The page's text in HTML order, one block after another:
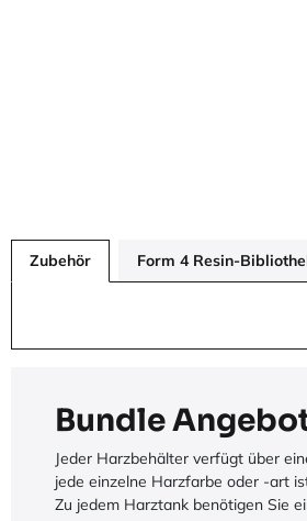
Zubehör Form 4 Resin-
Bundle
Jeder Harzbehälter verfügt über
jede einzelne Harzfarbe oder -art
Zu jedem Harztank benötigen Sie